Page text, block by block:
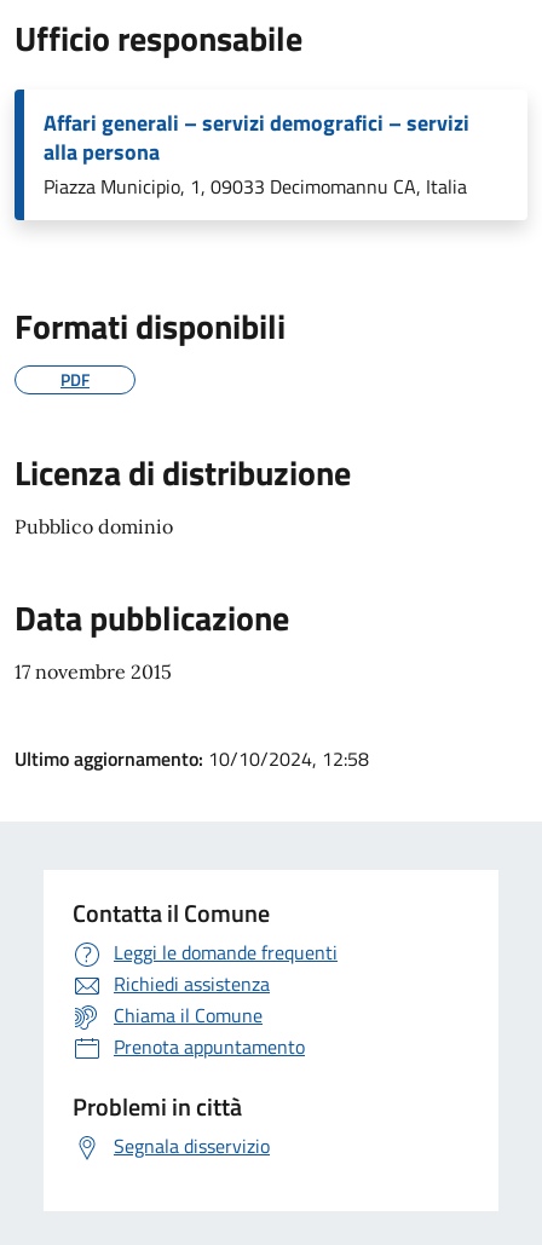
Ufficio responsabile
Affari generali – servizi demografici – servizi
alla persona
Piazza Municipio, 1, 09033 Decimomannu CA, Italia
Formati disponibili
PDF
Licenza di distribuzione
Pubblico dominio
Data pubblicazione
17 novembre 2015
Ultimo aggiornamento: 10/10/2024, 12:58
Contatta il Comune
Leggi le domande frequenti
Richiedi assistenza
Chiama il Comune
Prenota appuntamento
Problemi in città
Segnala disservizio